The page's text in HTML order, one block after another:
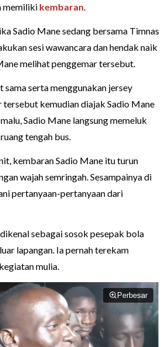
memiliki kembaran.
Sadio Mane sedang bersama Timnas
sesi wawancara dan hendak naik
melihat penggemar tersebut.
serta menggunakan jersey
tersebut kemudian diajak Sadio Mane
Sadio Mane langsung memeluk
tengah bus.
kembaran Sadio Mane itu turun
wajah semringah. Sesampainya di
pertanyaan-pertanyaan dari
sebagai sosok pesepak bola
lapangan. Ia pernah terekam
mulia.
Perbesar